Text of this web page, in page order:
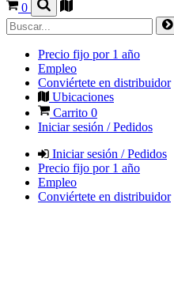
0
Precio fijo por 1 año
Empleo
Conviértete en distribuidor
Ubicaciones
Carrito 0
Iniciar sesión / Pedidos
Iniciar sesión / Pedidos
Precio fijo por 1 año
Empleo
Conviértete en distribuidor